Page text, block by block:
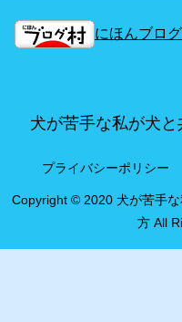
にほんブロ
犬が苦手な私が犬
プライバシーポリシー
Copyright © 2020 犬が苦手
方 All